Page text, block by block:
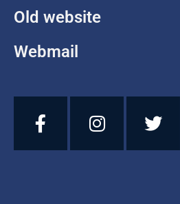
Old website
Webmail